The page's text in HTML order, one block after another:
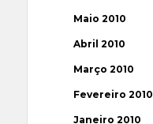
Maio 2010
Abril 2010
Março 2010
Fevereiro 2010
Janeiro 2010